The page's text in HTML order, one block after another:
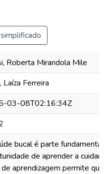
Roberta Mirandola Mile
Laíza Ferreira
03-08T02:16:34Z
bucal é parte
de aprender a cuidar
aprendizagem permite